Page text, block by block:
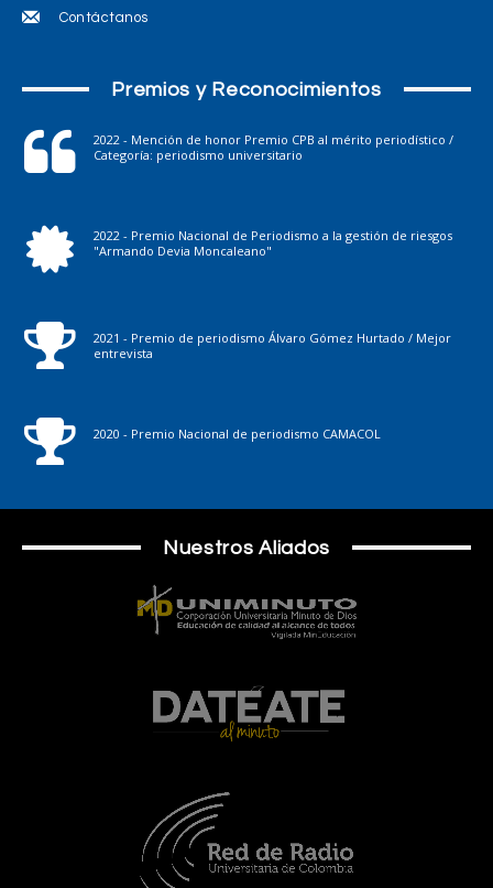
Contáctanos
Premios y Reconocimientos
2022 - Mención de honor Premio CPB al mérito periodístico /
Categoría: periodismo universitario
2022 - Premio Nacional de Periodismo a la gestión de riesgos
"Armando Devia Moncaleano"
2021 - Premio de periodismo Álvaro Gómez Hurtado / Mejor
entrevista
2020 - Premio Nacional de periodismo CAMACOL
Nuestros Aliados